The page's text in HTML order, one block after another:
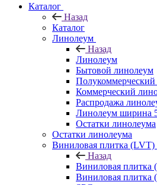
Каталог
Назад
Каталог
Линолеум
Назад
Линолеум
Бытовой линолеум
Коммерческий
Распродажа
Линолеум ширина
Остатки линолеума
Остатки линолеума
Виниловая плитка (LVT)
Назад
Виниловая плитка
Виниловая плитка